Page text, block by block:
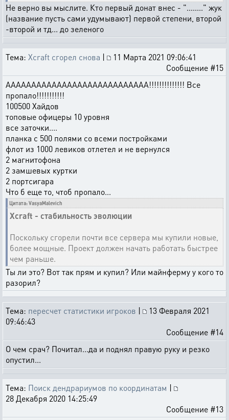
Не верно вы мыслите. Кто первый донат внес - "........" жук
(название пусть сами удумывают) первой степени, второй
-второй и тд... до зеленого
Тема: Xcraft сгорел снова |
11 Марта 2021 09:06:41
Сообщение #15
АААААААААААААААААААААААААААА!!!!!!!!!!!!!! Все
пропало!!!!!!!!!!!
100500 Хайдов
топовые офицеры 10 уровня
все заточки....
планка с 500 полями со всеми постройками
флот из 1000 левиков отлетел и не вернулся
2 магнитофона
2 замшевых куртки
2 портсигара
Что б еще то, чтоб пропало...
Цитата: VasyaMalevich
Xcraft - стабильность эволюции
Поскольку сгорели почти все сервера мы купили новые,
более мощные. Проект должен начать работать быстрее
чем раньше.
Ты ли это? Вот так прям и купил? Или майнферму у кого то
разорил?
Тема: пересчет статистики игроков |
13 Февраля 2021
09:46:43
Сообщение #14
О чем срач? Почитал...да и поднял правую руку и резко
опустил...
Тема: Поиск дендрариумов по координатам |
28 Декабря 2020 14:25:49
Сообщение #13